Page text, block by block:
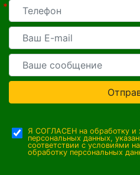
*
Я СОГЛАСЕН на обработку и
персональных данных,
соответствии с условиями
обработку персональных